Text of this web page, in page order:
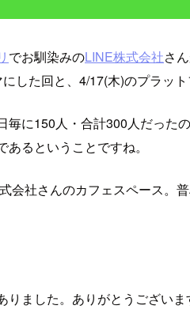
でお馴染みのLINE株式会社さ
した回と、4/17(木)のプラッ
毎に150人・合計300人だった
るということですね。
会社さんのカフェスペース。
ました。ありがとうございま